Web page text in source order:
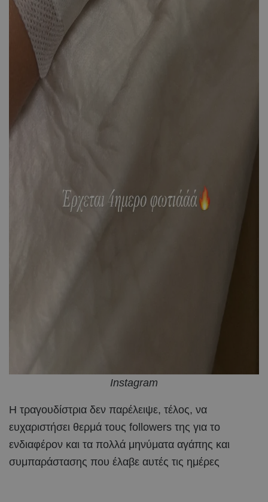
Instagram
Η τραγουδίστρια δεν παρέλειψε, τέλος, να
ευχαριστήσει θερμά τους followers της για το
ενδιαφέρον και τα πολλά μηνύματα αγάπης και
συμπαράστασης που έλαβε αυτές τις ημέρες